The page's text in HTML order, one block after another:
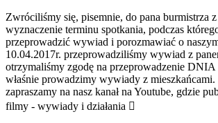
Zwróciliśmy się, pisemnie, do pana burmistrza
wyznaczenie terminu spotkania, podczas
przeprowadzić wywiad i porozmawiać o
10.04.2017r. przeprowadziliśmy wywiad z
otrzymaliśmy zgodę na przeprowadzenie
właśnie prowadzimy wywiady z mieszkańcami.
zapraszamy na nasz kanał na Youtube, gdzie
filmy - wywiady i działania 